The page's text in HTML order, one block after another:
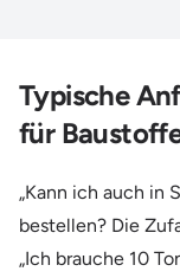
Typische
für
„Kann ich auch in
bestellen? Die
„Ich brauche 10